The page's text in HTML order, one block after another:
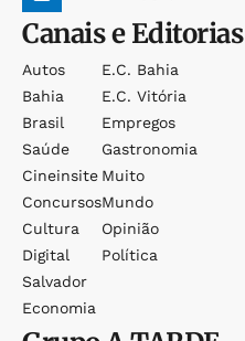
Canais e Editorias
Autos
Bahia
Brasil
Saúde
Cineinsite
Concursos
Cultura
Digital
Salvador
Economia
E.c. Bahia
E.c. Vitória
Empregos
Gastronomia
Muito
Mundo
Opinião
Política